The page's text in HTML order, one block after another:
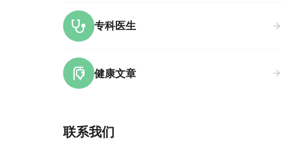
专科医生
健康文章
联系我们